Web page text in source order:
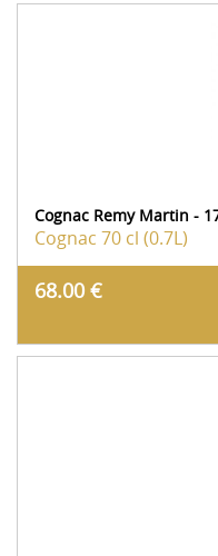
Cognac Remy Martin -
Cognac 70 cl (0.7L)
68.00 €